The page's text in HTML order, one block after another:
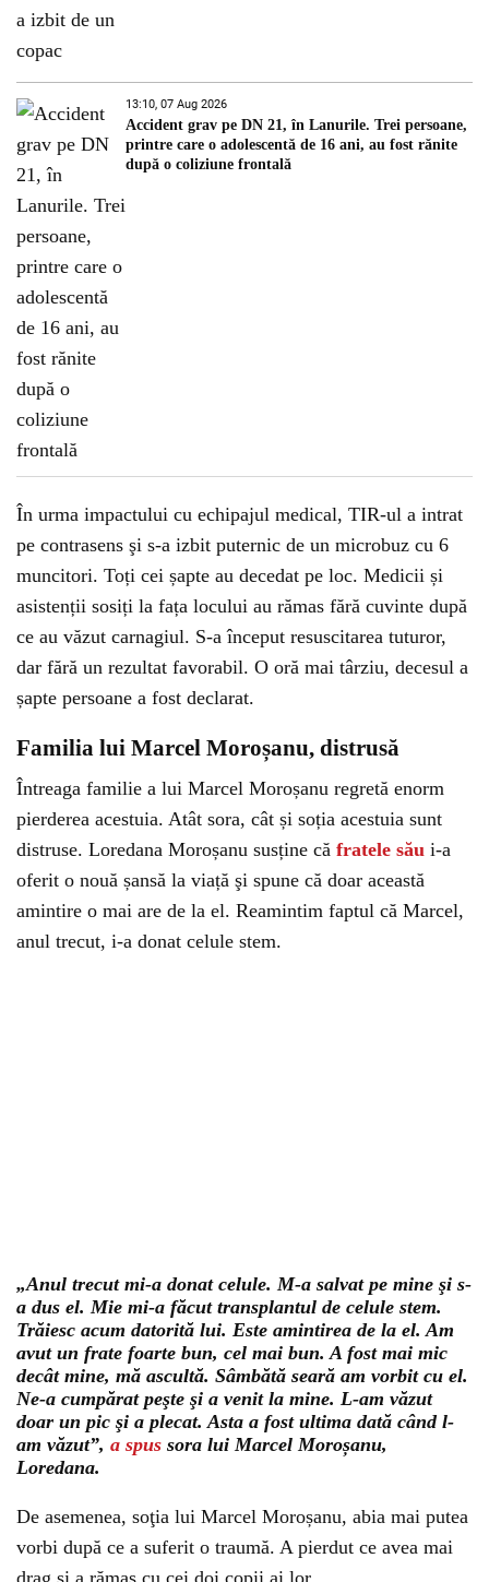
13:10, 07 Aug 2026
Accident grav pe DN 21, în Lanurile. Trei persoane,
printre care o adolescentă de 16 ani, au fost rănite
după o coliziune frontală
În urma impactului cu echipajul medical, TIR-ul a intrat
pe contrasens şi s-a izbit puternic de un microbuz cu 6
muncitori. Toți cei șapte au decedat pe loc. Medicii și
asistenții sosiți la fața locului au rămas fără cuvinte după
ce au văzut carnagiul. S-a început resuscitarea tuturor,
dar fără un rezultat favorabil. O oră mai târziu, decesul a
șapte persoane a fost declarat.
Familia lui Marcel Moroșanu, distrusă
Întreaga familie a lui Marcel Moroșanu regretă enorm
pierderea acestuia. Atât sora, cât și soția acestuia sunt
distruse. Loredana Moroșanu susține că fratele său i-a
oferit o nouă șansă la viață şi spune că doar această
amintire o mai are de la el. Reamintim faptul că Marcel,
anul trecut, i-a donat celule stem.
„Anul trecut mi-a donat celule. M-a salvat pe mine şi s-
a dus el. Mie mi-a făcut transplantul de celule stem.
Trăiesc acum datorită lui. Este amintirea de la el. Am
avut un frate foarte bun, cel mai bun. A fost mai mic
decât mine, mă ascultă. Sâmbătă seară am vorbit cu el.
Ne-a cumpărat peşte şi a venit la mine. L-am văzut
doar un pic şi a plecat. Asta a fost ultima dată când l-
am văzut”, a spus sora lui Marcel Moroșanu,
Loredana.
De asemenea, soţia lui Marcel Moroșanu, abia mai putea
vorbi după ce a suferit o traumă. A pierdut ce avea mai
drag şi a rămas cu cei doi copii ai lor.